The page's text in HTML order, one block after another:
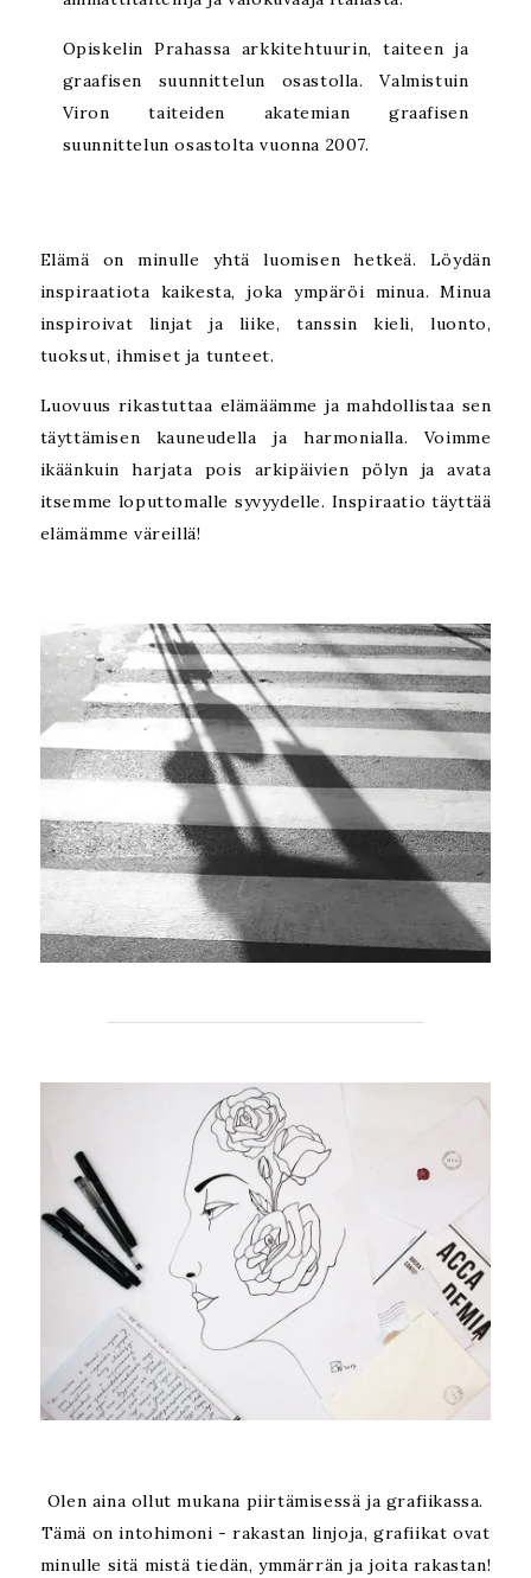
Opiskelin Prahassa arkkitehtuurin, taiteen ja
graafisen suunnittelun osastolla. Valmistuin
Viron taiteiden akatemian graafisen
suunnittelun osastolta vuonna 2007.
Elämä on minulle yhtä luomisen hetkeä. Löydän
inspiraatiota kaikesta, joka ympäröi minua. Minua
inspiroivat linjat ja liike, tanssin kieli, luonto,
tuoksut, ihmiset ja tunteet.
Luovuus rikastuttaa elämäämme ja mahdollistaa sen
täyttämisen kauneudella ja harmonialla. Voimme
ikäänkuin harjata pois arkipäivien pölyn ja avata
itsemme loputtomalle syvyydelle. Inspiraatio täyttää
elämämme väreillä!
Olen aina ollut mukana piirtämisessä ja grafiikassa.
Tämä on intohimoni - rakastan linjoja, grafiikat ovat
minulle sitä mistä tiedän, ymmärrän ja joita rakastan!